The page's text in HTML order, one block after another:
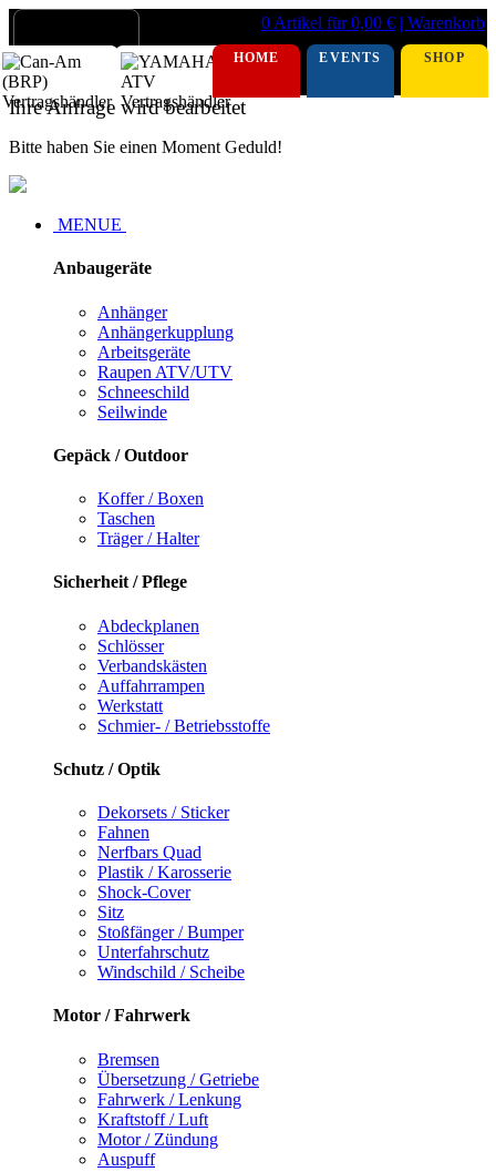
0 Artikel für 0,00 € | Warenkorb
HOME EVENTS SHOP
Ihre Anfrage wird bearbeitet
Bitte haben Sie einen Moment Geduld!
MENUE
Anbaugeräte
Anhänger
Anhängerkupplung
Arbeitsgeräte
Raupen ATV/UTV
Schneeschild
Seilwinde
Gepäck / Outdoor
Koffer / Boxen
Taschen
Träger / Halter
Sicherheit / Pflege
Abdeckplanen
Schlösser
Verbandskästen
Auffahrrampen
Werkstatt
Schmier- / Betriebsstoffe
Schutz / Optik
Dekorsets / Sticker
Fahnen
Nerfbars Quad
Plastik / Karosserie
Shock-Cover
Sitz
Stoßfänger / Bumper
Unterfahrschutz
Windschild / Scheibe
Motor / Fahrwerk
Bremsen
Übersetzung / Getriebe
Fahrwerk / Lenkung
Kraftstoff / Luft
Motor / Zündung
Auspuff